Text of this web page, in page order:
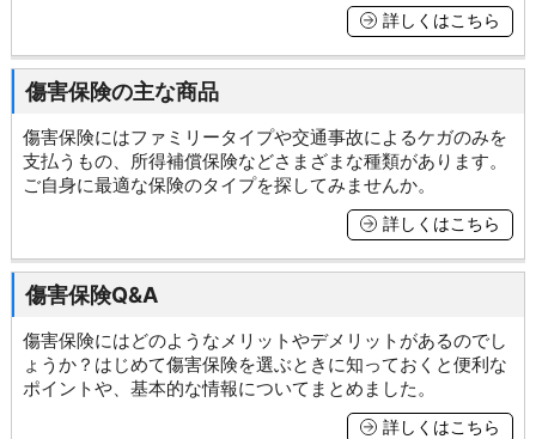
詳しくはこちら
傷害保険の主な商品
傷害保険にはファミリータイプや交通事故によるケガのみを
支払うもの、所得補償保険などさまざまな種類があります。
ご自身に最適な保険のタイプを探してみませんか。
詳しくはこちら
傷害保険Q&A
傷害保険にはどのようなメリットやデメリットがあるのでし
ょうか？はじめて傷害保険を選ぶときに知っておくと便利な
ポイントや、基本的な情報についてまとめました。
詳しくはこちら